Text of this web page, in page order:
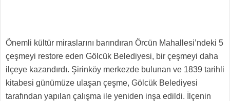
Önemli kültür miraslarını barındıran Örcün Mahallesi’ndeki 5
çeşmeyi restore eden Gölcük Belediyesi, bir çeşmeyi daha
ilçeye kazandırdı. Şirinköy merkezde bulunan ve 1839 tarihli
kitabesi günümüze ulaşan çeşme, Gölcük Belediyesi
tarafından yapılan çalışma ile yeniden inşa edildi. İlçenin